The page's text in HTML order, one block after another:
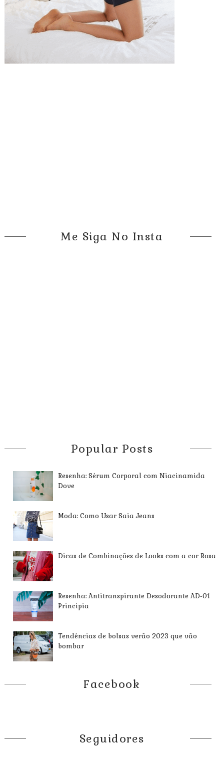
Me Siga No Insta
Popular Posts
Resenha: Sérum Corporal com Niacinamida
Dove
Moda: Como Usar Saia Jeans
Dicas de Combinações de Looks com a cor Rosa
Resenha: Antitranspirante Desodorante AD-01
Principia
Tendências de bolsas verão 2023 que vão
bombar
Facebook
Seguidores